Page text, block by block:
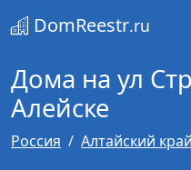
DomReestr.ru
Дома на ул
Алейске
Россия Алтайский край